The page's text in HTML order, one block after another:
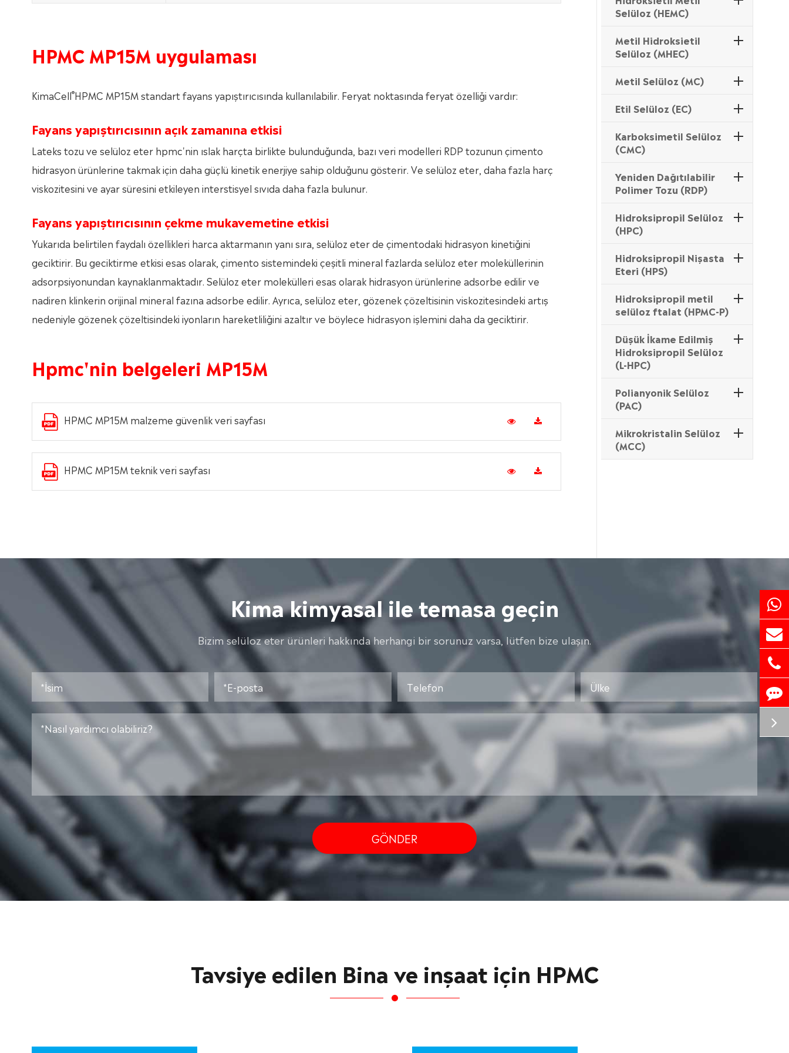
HPMC MP15M uygulaması
KimaCell®HPMC MP15M standart fayans yapıştırıcısında kullanılabilir. Feryat noktasında feryat özelliği vardır:
Fayans yapıştırıcısının açık zamanına etkisi
Lateks tozu ve selüloz eter hpmc'nin ıslak harçta birlikte bulunduğunda, bazı veri modelleri RDP tozunun çimento
hidrasyon ürünlerine takmak için daha güçlü kinetik enerjiye sahip olduğunu gösterir. Ve selüloz eter, daha fazla harç
viskozitesini ve ayar süresini etkileyen interstisyel sıvıda daha fazla bulunur.
Fayans yapıştırıcısının çekme mukavemetine etkisi
Yukarıda belirtilen faydalı özellikleri harca aktarmanın yanı sıra, selüloz eter de çimentodaki hidrasyon kinetiğini
geciktirir. Bu geciktirme etkisi esas olarak, çimento sistemindeki çeşitli mineral fazlarda selüloz eter moleküllerinin
adsorpsiyonundan kaynaklanmaktadır. Selüloz eter molekülleri esas olarak hidrasyon ürünlerine adsorbe edilir ve
nadiren klinkerin orijinal mineral fazına adsorbe edilir. Ayrıca, selüloz eter, gözenek çözeltisinin viskozitesindeki artış
nedeniyle gözenek çözeltisindeki iyonların hareketliliğini azaltır ve böylece hidrasyon işlemini daha da geciktirir.
Hpmc'nin belgeleri MP15M
HPMC MP15M malzeme güvenlik veri sayfası
HPMC MP15M teknik veri sayfası
Selüloz (HEMC)
Metil Hidroksietil
Selüloz (MHEC)
Metil Selüloz (MC)
Etil Selüloz (EC)
Karboksimetil Selüloz
(CMC)
Yeniden Dağıtılabilir
Polimer Tozu (RDP)
Hidroksipropil Selüloz
(HPC)
Hidroksipropil Nişasta
Eteri (HPS)
Hidroksipropil metil
selüloz ftalat (HPMC-P)
Düşük İkame Edilmiş
Hidroksipropil Selüloz
(L-HPC)
Polianyonik Selüloz
(PAC)
Mikrokristalin Selüloz
(MCC)
Kima kimyasal ile temasa geçin
Bizim selüloz eter ürünleri hakkında herhangi bir sorunuz varsa, lütfen bize ulaşın.
GÖNDER
Tavsiye edilen Bina ve inşaat için HPMC